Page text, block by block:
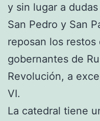
y sin lugar a
San Pedro y San
reposan los
gobernantes de
Revolución, a
VI.
La catedral tiene